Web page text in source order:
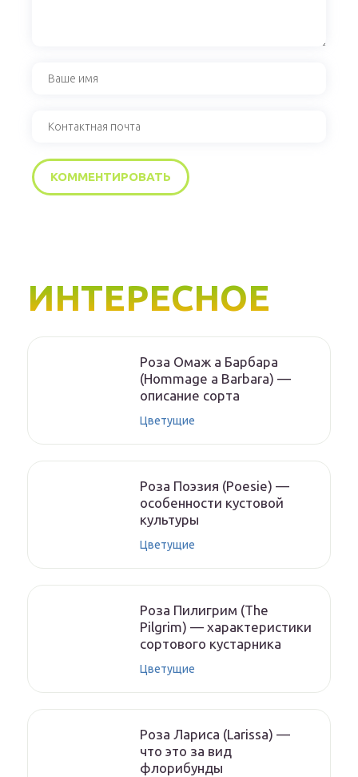
ИНТЕРЕСНОЕ
Роза Омаж а Барбара
(Hommage a Barbara) —
описание сорта
Цветущие
Роза Поэзия (Poesie) —
особенности кустовой
культуры
Цветущие
Роза Пилигрим (The
Pilgrim) — характеристики
сортового кустарника
Цветущие
Роза Лариса (Larissa) —
что это за вид
флорибунды